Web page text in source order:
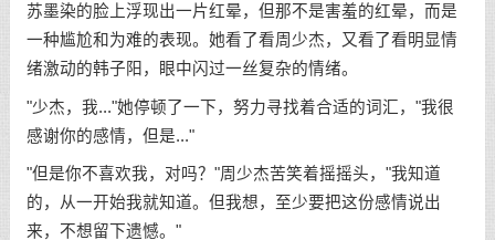
苏墨染的脸上浮现出一片红晕，但那不是害羞的红晕，而是
一种尴尬和为难的表现。她看了看周少杰，又看了看明显情
绪激动的韩子阳，眼中闪过一丝复杂的情绪。
"少杰，我..."她停顿了一下，努力寻找着合适的词汇，"我很
感谢你的感情，但是..."
"但是你不喜欢我，对吗？"周少杰苦笑着摇摇头，"我知道
的，从一开始我就知道。但我想，至少要把这份感情说出
来，不想留下遗憾。"